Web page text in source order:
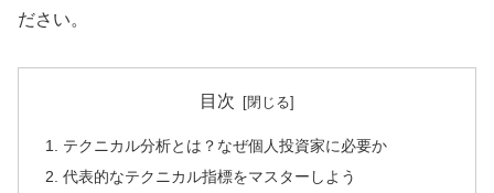
ださい。
目次
テクニカル分析とは？なぜ個人投資家に必要か
代表的なテクニカル指標をマスターしよう